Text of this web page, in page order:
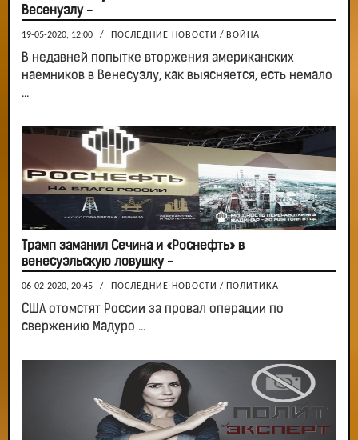
Весенуэлу -
19-05-2020, 12:00 / ПОСЛЕДНИЕ НОВОСТИ / ВОЙНА
В недавней попытке вторжения американских
наемников в Венесуэлу, как выясняется, есть немало
...
Трамп заманил Сечина и «Роснефть» в
венесуэльскую ловушку -
06-02-2020, 20:45 / ПОСЛЕДНИЕ НОВОСТИ / ПОЛИТИКА
США отомстят России за провал операции по
свержению Мадуро ...